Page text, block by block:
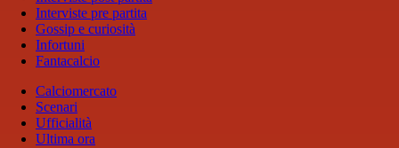
Interviste pre partita
Gossip e curiosità
Infortuni
Fantacalcio
Calciomercato
Scenari
Ufficialità
Ultima ora